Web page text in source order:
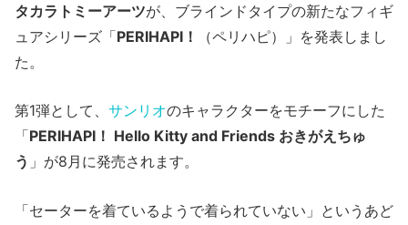
タカラトミーアーツが、ブラインドタイプの新たなフィギ
ュアシリーズ「PERIHAPI！
（ペリハピ）」を発表しまし
た。
第1弾として、 サンリオのキャラクターをモチーフにした
「PERIHAPI！ Hello Kitty and Friends おきがえちゅ
う 」が8月に発売されます。
「セーターを着ているようで着られていない」というあど